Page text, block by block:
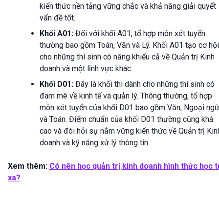
kiến thức nền tảng vững chắc và khả năng giải quyết
vấn đề tốt.
Khối A01: Đối với khối A01, tổ hợp môn xét tuyển
thường bao gồm Toán, Văn và Lý. Khối A01 tạo cơ hội
cho những thí sinh có năng khiếu cả về Quản trị Kinh
doanh và một lĩnh vực khác.
Khối D01: Đây là khối thi dành cho những thí sinh có
đam mê về kinh tế và quản lý. Thông thường, tổ hợp
môn xét tuyển của khối D01 bao gồm Văn, Ngoại ngữ
và Toán. Điểm chuẩn của khối D01 thường cũng khá
cao và đòi hỏi sự nắm vững kiến thức về Quản trị
doanh và kỹ năng xử lý thông tin.
Xem thêm: Có nên học quản trị kinh doanh hình thức học
xa?